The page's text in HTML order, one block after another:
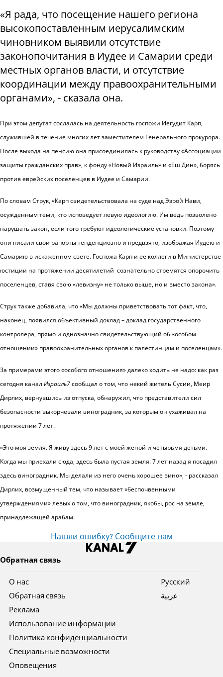
«Я рада, что посещение нашего региона
высокопоставленным иерусалимским
чиновником выявили отсутствие
законопочитания в Иудее и Самарии среди
местных органов власти, и отсутствие
координации между правоохранительными
органами», - сказала она.
При этом депутат сослалась на деятельность госпожи Иегудит Карп,
служившей в течение многих лет заместителем Генерального прокурора.
После выхода на пенсию она присоединилась к руководству «Ассоциации
защиты гражданских прав», к фонду «Новый Израиль» и «Еш Дин», борясь
против еврейских поселенцев в Иудее и Самарии.
По словам Струк, «Карп свидетельствовала на суде над Эзрой Нави,
осужденным теми, кто исповедует левую идеологию. Им ведь позволено
нарушать закон, если того требуют идеологические установки. Поэтому
они писали свои рапорты тенденциозно и предвзято, изображая Иудею и
Самарию в искаженном свете. Госпожа Карп и ее коллеги в Министерстве
юстиции на протяжении десятилетий сознательно стремятся опорочить
поселенцев, ставя свою «левизну» не только выше, но и вместо закона».
Струк также добавила, что «Мы должны приветствовать тот факт, что,
наконец, появился объективный доклад – доклад государственного
контролера, прямо и однозначно свидетельствующий об «особом
отношении» правоохранительных органов к палестинцам и поселенцам».
За примерами этого «особого отношения» далеко ходить не надо: как раз
сегодня канал Израиль7сообщал о том, что некий житель Сусии, Меир
Дирлих, вернувшись из отпуска, обнаружил, что представители сил
безопасности выкорчевали виноградник, за которым он ухаживал на
протяжении 7 лет.
«Это моя земля. Я живу здесь 9 лет с моей женой и четырьмя детьми.
Когда мы приехали сюда, здесь была пустая земля. 7 лет назад я посадил
здесь виноградник. Мы делали из него очень хорошее вино», - рассказал
Дирлих, возмущенный тем, что называет «беспочвенными
утверждениями» левых о том, что виноградник, якобы, рос на земле,
принадлежащей арабам.
Нашли ошибку? Сообщите нам
Обратная связь
О нас
Обратная связь
Реклама
Использование информации
Политика конфиденциальности
Специальные возможности
Оповещения
Pусский
عربية